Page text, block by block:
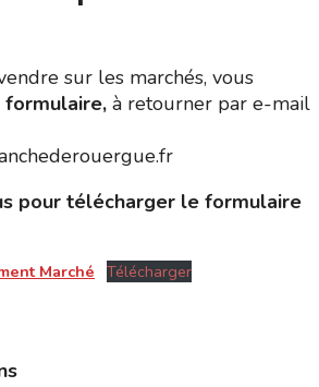
sur les marchés, vous
formulaire, à retourner par e-mail
pour télécharger le formulaire
Marché Télécharger